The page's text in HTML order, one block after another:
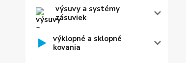
výsuvy a systémy
zásuviek
výklopné a sklopné
kovania